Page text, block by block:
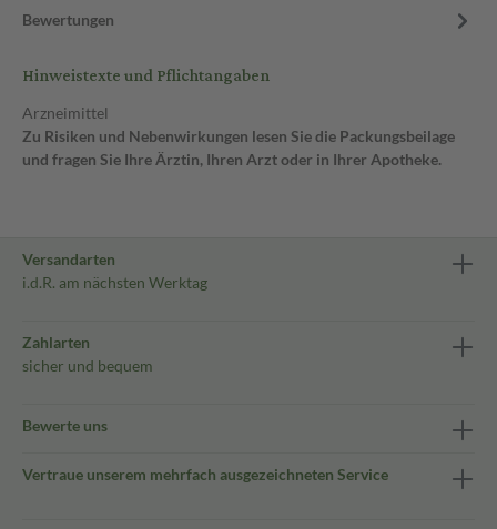
Bewertungen
Hinweistexte und Pflichtangaben
Arzneimittel
Zu Risiken und Nebenwirkungen lesen Sie die Packungsbeilage
und fragen Sie Ihre Ärztin, Ihren Arzt oder in Ihrer Apotheke.
Versandarten
i.d.R. am nächsten Werktag
Zahlarten
sicher und bequem
Bewerte uns
Vertraue unserem mehrfach ausgezeichneten Service